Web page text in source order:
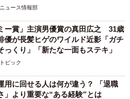
費の安さ」を売りに販売できま
と「ガソリン税がかからない」
、結果的に普及が妨げられるお
ュース情報部
ー賞」主演男優賞の真田広之 31歳
優が長髪ヒゲのワイルド近影「ガチ
っくり」「新たな一面もステキ」
ピック
用に回せる人は何が違う？ 「退職
」より重要な“ある経験”とは